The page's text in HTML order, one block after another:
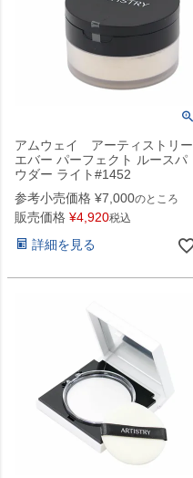
アムウェイ アーティストリー
エバー パーフェクト ルースパ
ウダー ライト#1452
参考小売価格 ¥7,000のところ
販売価格 ¥4,920税込
詳細を見る